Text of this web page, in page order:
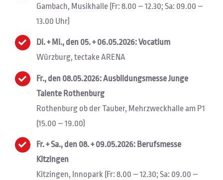
Gambach, Musikhalle (Fr: 8.00 – 12.30; Sa: 09.00 –
13.00 Uhr)
Di. + Mi., den 05. + 06.05.2026: Vocatium
Würzburg, tectake ARENA
Fr., den 08.05.2026: Ausbildungsmesse Junge
Talente Rothenburg
Rothenburg ob der Tauber, Mehrzweckhalle am P1
(15.00 – 19.00)
Fr. + Sa., den 08. + 09.05.2026: Berufsmesse
Kitzingen
Kitzingen, Innopark (Fr: 8.00 – 12.30; Sa: 09.00 –